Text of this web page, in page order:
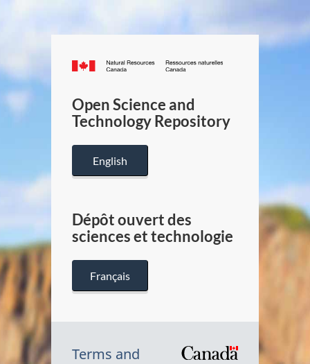
Canada.ca
/
Canada
Open Science and
Technology Repository
English
Dépôt ouvert des
sciences et technologie
Français
Terms and